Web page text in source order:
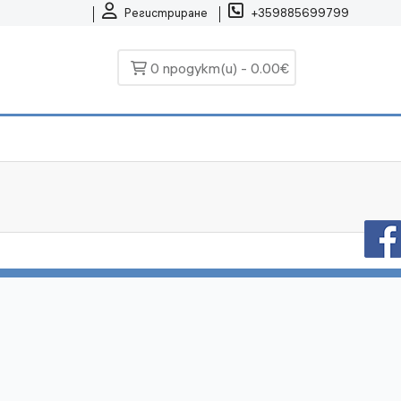
Регистриране +359885699799
0 продукт(и) - 0.00€